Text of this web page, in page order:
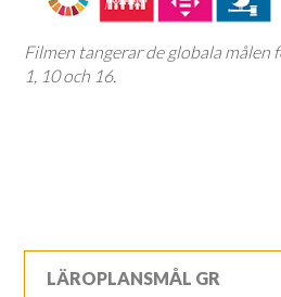
Filmen tangerar de globala
1, 10 och 16.
LÄROPLANSMÅL GR